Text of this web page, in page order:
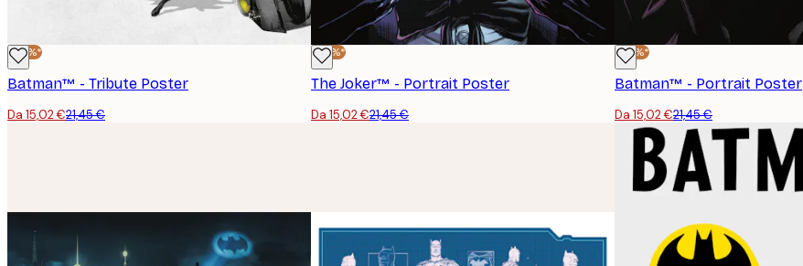
-30%*
Batman™ - Tribute Poster
Da 15,02 €21,45 €
-30%*
The Joker™ - Portrait Poster
Da 15,02 €21,45 €
-30%*
Batman™ - Portrait Poster
Da 15,02 €21,45 €